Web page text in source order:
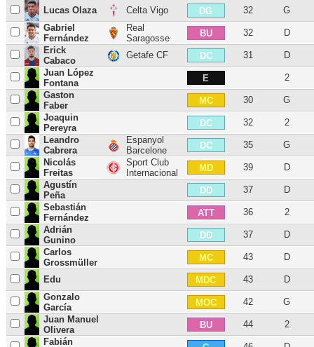
Lucas Olaza Celta Vigo DG 32
G
Gabriel
Fernández
Real
Saragosse
BU 32
D
Erick
Cabaco
Getafe CF DC 31
D
Juan López
Fontana
E
2
Gaston
Faber
MC 30
G
Joaquin
Pereyra
DC 32
2
Leandro
Cabrera
Espanyol
Barcelone
DC 35
G
Nicolás
Freitas
Sport Club
Internacional
MD 39
D
Agustín
Peña
DD 37
D
Sebastián
Fernández
ATT 36
2
Adrián
Gunino
DD 37
D
Carlos
Grossmüller
MC 43 D
Edu MDC 43
D
Gonzalo
García
MOC 42
G
Juan Manuel
Olivera
BU 44
2
Fabián